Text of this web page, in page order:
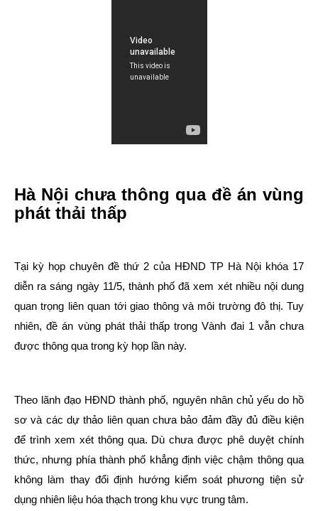
Hà Nội chưa thông qua đề án vùng
phát thải thấp
Tại kỳ họp chuyên đề thứ 2 của HĐND TP Hà Nội khóa 17
diễn ra sáng ngày 11/5, thành phố đã xem xét nhiều nội dung
quan trọng liên quan tới giao thông và môi trường đô thị. Tuy
nhiên, đề án vùng phát thải thấp trong Vành đai 1 vẫn chưa
được thông qua trong kỳ họp lần này.
Theo lãnh đạo HĐND thành phố, nguyên nhân chủ yếu do hồ
sơ và các dự thảo liên quan chưa bảo đảm đầy đủ điều kiện
để trình xem xét thông qua. Dù chưa được phê duyệt chính
thức, nhưng phía thành phố khẳng định việc chậm thông qua
không làm thay đổi định hướng kiểm soát phương tiện sử
dụng nhiên liệu hóa thạch trong khu vực trung tâm.